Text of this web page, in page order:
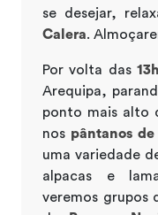
se desejar,
Calera.
Por volta das
Arequipa,
ponto mais alto
nos pântanos de
uma variedade
alpacas e
veremos grupos